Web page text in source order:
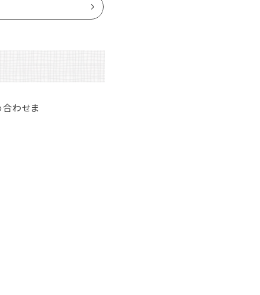
合わせま